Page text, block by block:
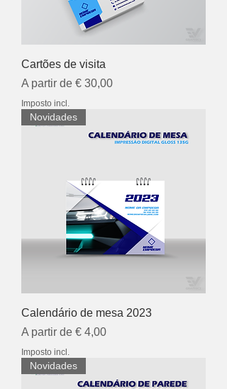
Cartões de visita
A partir de € 30,00
Preço promocional
Imposto incl.
Novidades
Calendário de mesa 2023
A partir de € 4,00
Preço promocional
Imposto incl.
Novidades